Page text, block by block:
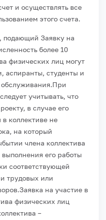
и осуществлять все
этого счета.
подающий Заявку на
более 10
физических лиц могут
аспиранты, студенты и
При
учитывать, что
в случае его
коллективе не
на который
члена коллектива
его работы
соответствующей
трудовых или
Заявка на участие в
физических лиц
–